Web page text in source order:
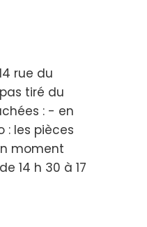
rue du
tiré du
: - en
les pièces
moment
14 h 30 à 17